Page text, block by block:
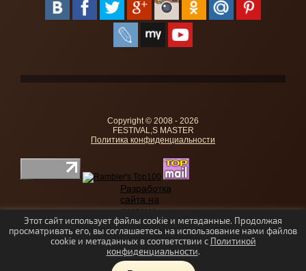
Copyright © 2008 - 2026
FESTIVAL,S MASTER
Политика конфиденциальности
Разработка
сайта на
системе
управления.
Хостинг.
Этот сайт использует файлы cookie и метаданные. Продолжая
просматривать его, вы соглашаетесь на использование нами файлов
cookie и метаданных в соответствии с Политикой
конфиденциальности.